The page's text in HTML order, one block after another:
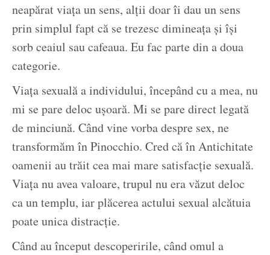
neapărat viața un sens, alții doar îi dau un sens
prin simplul fapt că se trezesc dimineața și își
sorb ceaiul sau cafeaua. Eu fac parte din a doua
categorie.
Viața sexuală a individului, începând cu a mea, nu
mi se pare deloc ușoară. Mi se pare direct legată
de minciună. Când vine vorba despre sex, ne
transformăm în Pinocchio. Cred că în Antichitate
oamenii au trăit cea mai mare satisfacție sexuală.
Viața nu avea valoare, trupul nu era văzut deloc
ca un templu, iar plăcerea actului sexual alcătuia
poate unica distracție.
Când au început descoperirile, când omul a